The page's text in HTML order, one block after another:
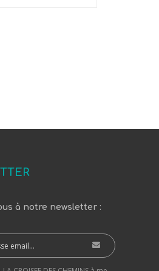
à notre newsletter :